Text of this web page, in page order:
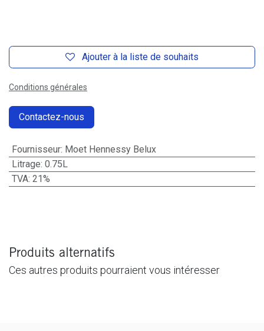
Ajouter à la liste de souhaits
Conditions générales
Contactez-nous
Fournisseur: Moet Hennessy Belux
Litrage: 0.75L
TVA: 21%
Produits alternatifs
Ces autres produits pourraient vous intéresser